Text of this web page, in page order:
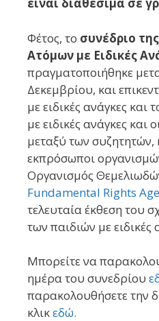
Φέτος, το συνέδριο
Ατόμων με Ειδικές
πραγματοποιήθηκε
Δεκεμβρίου, και
με ειδικές ανάγκες και
με ειδικές ανάγκες και
μεταξύ των συζητητών,
εκπρόσωποι
Οργανισμός
Fundamental Rights
τελευταία έκθεση του
των παιδιών με ειδικές
Μπορείτε να
ημέρα του συνεδρίου
παρακολουθήσετε την
κλικεδώ.